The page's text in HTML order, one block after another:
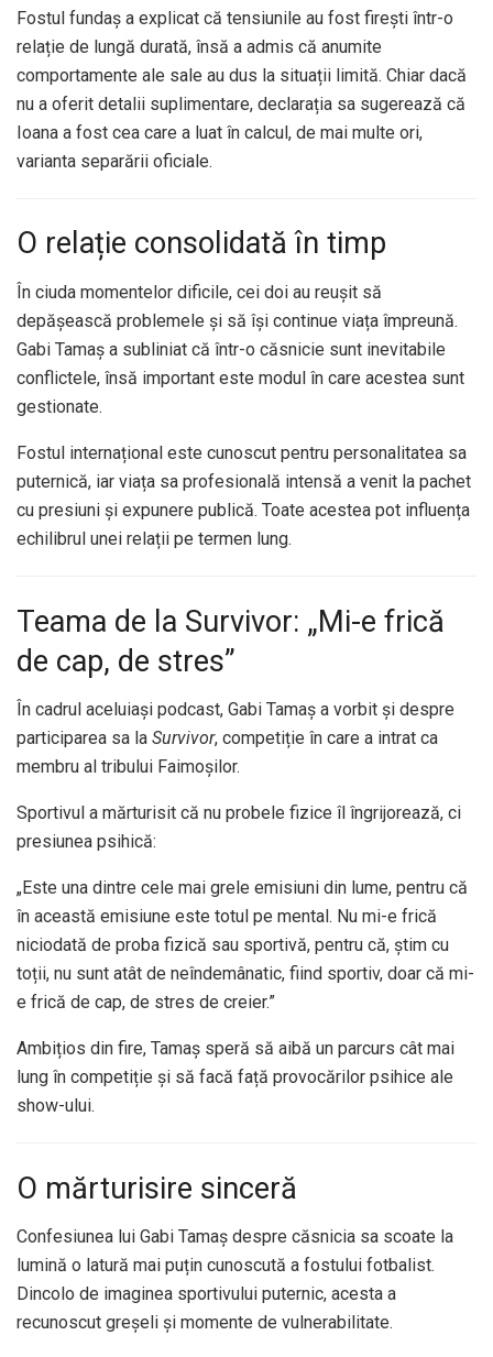
Fostul fundaș a explicat că tensiunile au fost firești într-o
relație de lungă durată, însă a admis că anumite
comportamente ale sale au dus la situații limită. Chiar dacă
nu a oferit detalii suplimentare, declarația sa sugerează că
Ioana a fost cea care a luat în calcul, de mai multe ori,
varianta separării oficiale.
O relație consolidată în timp
În ciuda momentelor dificile, cei doi au reușit să
depășească problemele și să își continue viața împreună.
Gabi Tamaș a subliniat că într-o căsnicie sunt inevitabile
conflictele, însă important este modul în care acestea sunt
gestionate.
Fostul internațional este cunoscut pentru personalitatea sa
puternică, iar viața sa profesională intensă a venit la pachet
cu presiuni și expunere publică. Toate acestea pot influența
echilibrul unei relații pe termen lung.
Teama de la Survivor: „Mi-e frică
de cap, de stres”
În cadrul aceluiași podcast, Gabi Tamaș a vorbit și despre
participarea sa la Survivor, competiție în care a intrat ca
membru al tribului Faimoșilor.
Sportivul a mărturisit că nu probele fizice îl îngrijorează, ci
presiunea psihică:
„Este una dintre cele mai grele emisiuni din lume, pentru că
în această emisiune este totul pe mental. Nu mi-e frică
niciodată de proba fizică sau sportivă, pentru că, știm cu
toții, nu sunt atât de neîndemânatic, fiind sportiv, doar că mi-
e frică de cap, de stres de creier.”
Ambițios din fire, Tamaș speră să aibă un parcurs cât mai
lung în competiție și să facă față provocărilor psihice ale
show-ului.
O mărturisire sinceră
Confesiunea lui Gabi Tamaș despre căsnicia sa scoate la
lumină o latură mai puțin cunoscută a fostului fotbalist.
Dincolo de imaginea sportivului puternic, acesta a
recunoscut greșeli și momente de vulnerabilitate.